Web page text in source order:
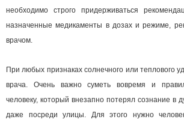
необходимо строго придерживаться
назначенные медикаменты в дозах и режиме,
врачом.
При любых признаках солнечного или теплового
врача. Очень важно суметь вовремя и
человеку, который внезапно потерял сознание в
даже посреди улицы. Для этого нужно